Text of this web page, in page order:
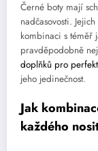
Černé boty mají
nadčasovosti.
kombinaci s téměř
pravděpodobně
doplňků pro
jeho jedinečnost.
Jak
každého